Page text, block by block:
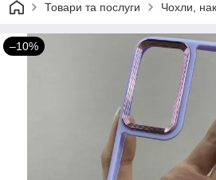
Товари та послуги Чохли,
–10%